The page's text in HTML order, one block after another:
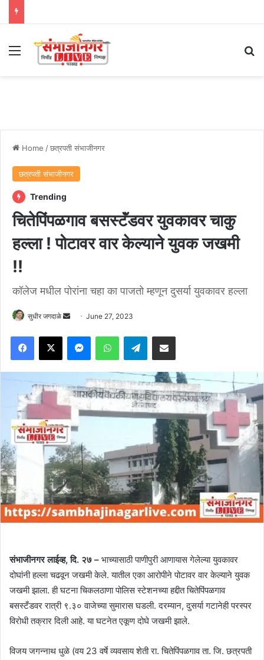
Menu
Home /छत्रपती संभाजीनगर
छत्रपती संभाजीनगर
Trending
चितेपिंपळगाव बसस्टॅंडवर युवकावर चाकु
हल्ला ! पोटावर वार केल्याने युवक जखमी
!!
कॉलेज मधील पोरांना चहा का पाजतो म्हणून दुसर्या युवकावर हल्ला
सुधीर जगदाळे
Send
email
June 27, 2023
Facebook
X MessengerWhatsAppTelegramShare via Email
संभाजीनगर लाईव्ह, दि. २७ – भाच्यासाठी पाणीपुरी आणायास गेलेल्या युवकावर
दोघांनी हल्ला चढवून जखमी केले. यातील एका आरोपीने पोटावर वार केल्याने युवक
जखमी झाला. ही घटना चिकलठाणा पोलिस स्टेशनच्या हद्दीत चितेपिंपळगाव
बसस्टँडवर रात्री ९.३० वाजेच्या सुमारास घडली. दरम्यान, दुसर्या गटानेही परस्पर
विरोधी तक्रार दिली आहे. या घटनेत एकूण दोघे जखमी झाले.
विजय जगन्नाथ धुळे (वय 23 वर्षे व्यवसाय शेती रा. चितेपिंपळगाव ता. जि. छत्रपती